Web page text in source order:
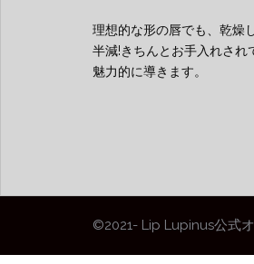
理想的な形の唇でも、乾燥
半減!きちんとお手入れされ
魅力的に導きます。
©2021- Lip Lupinus公式